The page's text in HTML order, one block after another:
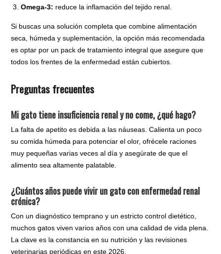
Omega-3: reduce la inflamación del tejido renal.
Si buscas una solución completa que combine alimentación
seca, húmeda y suplementación, la opción más recomendada
es optar por un pack de tratamiento integral que asegure que
todos los frentes de la enfermedad están cubiertos.
Preguntas frecuentes
Mi gato tiene insuficiencia renal y no come, ¿qué hago?
La falta de apetito es debida a las náuseas. Calienta un poco
su comida húmeda para potenciar el olor, ofrécele raciones
muy pequeñas varias veces al día y asegúrate de que el
alimento sea altamente palatable.
¿Cuántos años puede vivir un gato con enfermedad renal
crónica?
Con un diagnóstico temprano y un estricto control dietético,
muchos gatos viven varios años con una calidad de vida plena.
La clave es la constancia en su nutrición y las revisiones
veterinarias periódicas en este 2026.